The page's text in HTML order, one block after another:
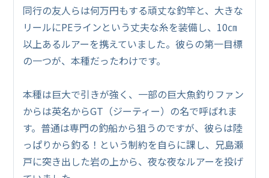
同行の友人らは何万円もする頑丈な釣竿と、大きな
リールにPEラインという丈夫な糸を装備し、10㎝
以上あるルアーを携えていました。彼らの第一目標
の一つが、本種だったわけです。
本種は巨大で引きが強く、一部の巨大魚釣りファン
からは英名からGT（ジーティー）の名で呼ばれま
す。普通は専門の釣船から狙うのですが、彼らは陸
っぱりから釣る！という制約を自らに課し、兄島瀬
戸に突き出した岩の上から、夜な夜なルアーを投げ